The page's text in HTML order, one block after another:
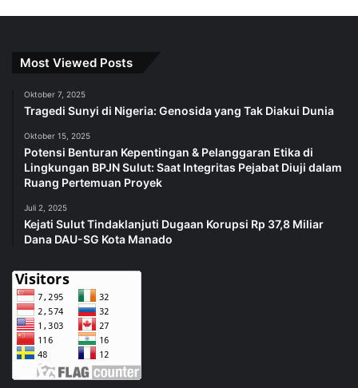
Most Viewed Posts
Oktober 7, 2025
Tragedi Sunyi di Nigeria: Genosida yang Tak Diakui Dunia
Oktober 15, 2025
Potensi Benturan Kepentingan & Pelanggaran Etika di
Lingkungan BPJN Sulut: Saat Integritas Pejabat Diuji dalam
Ruang Pertemuan Proyek
Juli 2, 2025
Kejati Sulut Tindaklanjuti Dugaan Korupsi Rp 37,8 Miliar
Dana DAU-SG Kota Manado